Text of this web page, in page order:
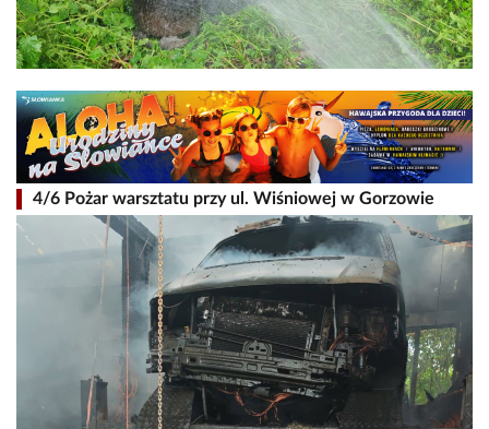
4/6 Pożar warsztatu przy ul. Wiśniowej w Gorzowie